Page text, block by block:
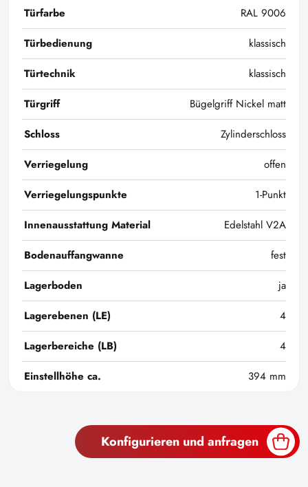
Türfarbe
RAL 9006
Türbedienung
klassisch
Türtechnik
klassisch
Türgriff
Bügelgriff Nickel matt
Schloss
Zylinderschloss
Verriegelung
offen
Verriegelungspunkte
1-Punkt
Innenausstattung Material
Edelstahl V2A
Bodenauffangwanne
fest
Lagerboden
ja
Lagerebenen (LE)
4
Lagerbereiche (LB)
4
Einstellhöhe ca.
394 mm
Konfigurieren und anfragen